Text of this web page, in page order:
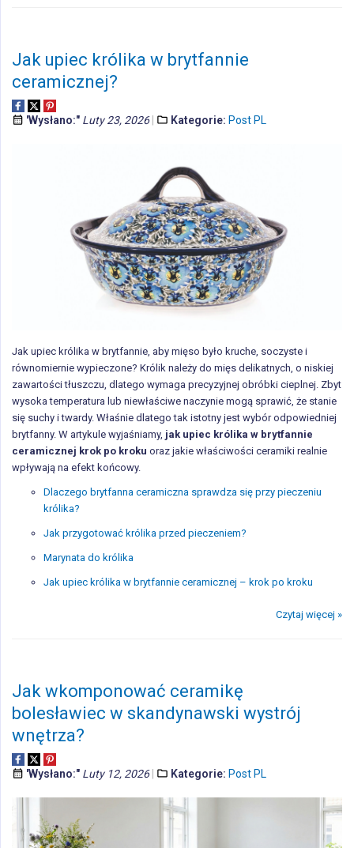
Jak upiec królika w brytfannie
ceramicznej?
'Wysłano:" Luty 23, 2026 Kategorie: Post PL
Jak upiec królika w brytfannie, aby mięso było kruche, soczyste i
równomiernie wypieczone? Królik należy do mięs delikatnych, o niskiej
zawartości tłuszczu, dlatego wymaga precyzyjnej obróbki cieplnej. Zbyt
wysoka temperatura lub niewłaściwe naczynie mogą sprawić, że stanie
się suchy i twardy. Właśnie dlatego tak istotny jest wybór odpowiedniej
brytfanny. W artykule wyjaśniamy, jak upiec królika w brytfannie
ceramicznej krok po kroku oraz jakie właściwości ceramiki realnie
wpływają na efekt końcowy.
Dlaczego brytfanna ceramiczna sprawdza się przy pieczeniu
królika?
Jak przygotować królika przed pieczeniem?
Marynata do królika
Jak upiec królika w brytfannie ceramicznej – krok po kroku
Czytaj więcej »
Jak wkomponować ceramikę
bolesławiec w skandynawski wystrój
wnętrza?
'Wysłano:" Luty 12, 2026 Kategorie: Post PL